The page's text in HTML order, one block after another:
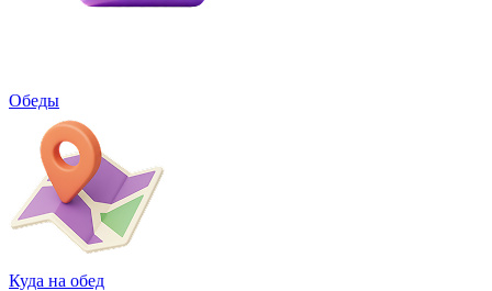
Обеды
Куда на обед